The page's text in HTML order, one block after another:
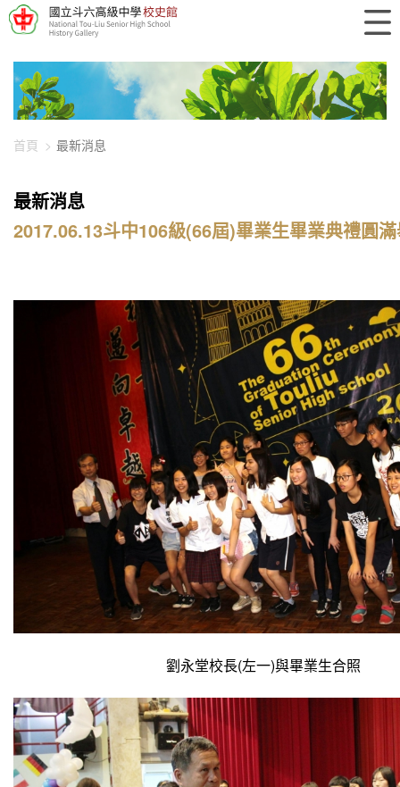
448-2723
首頁 最新消息
最新消息
2017.06.13斗中106級(66屆)畢業生畢業典禮圓
劉永堂校長(左一)與畢業生合照